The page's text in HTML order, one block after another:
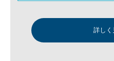
詳しく